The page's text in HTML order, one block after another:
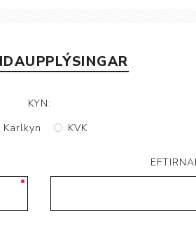
Þvagleggir
KYN:
Karlkyn
KVK